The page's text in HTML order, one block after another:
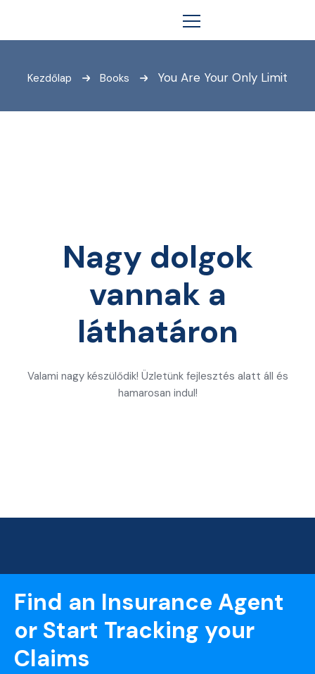
Kezdőlap Books You Are Your Only Limit
Nagy dolgok
vannak a
láthatáron
Valami nagy készülődik! Üzletünk fejlesztés alatt áll és
hamarosan indul!
Find an Insurance Agent
or Start Tracking your
Claims